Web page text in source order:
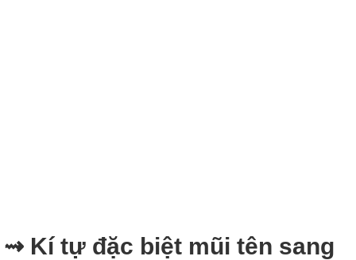
⇝ Kí tự đặc biệt mũi tên sang